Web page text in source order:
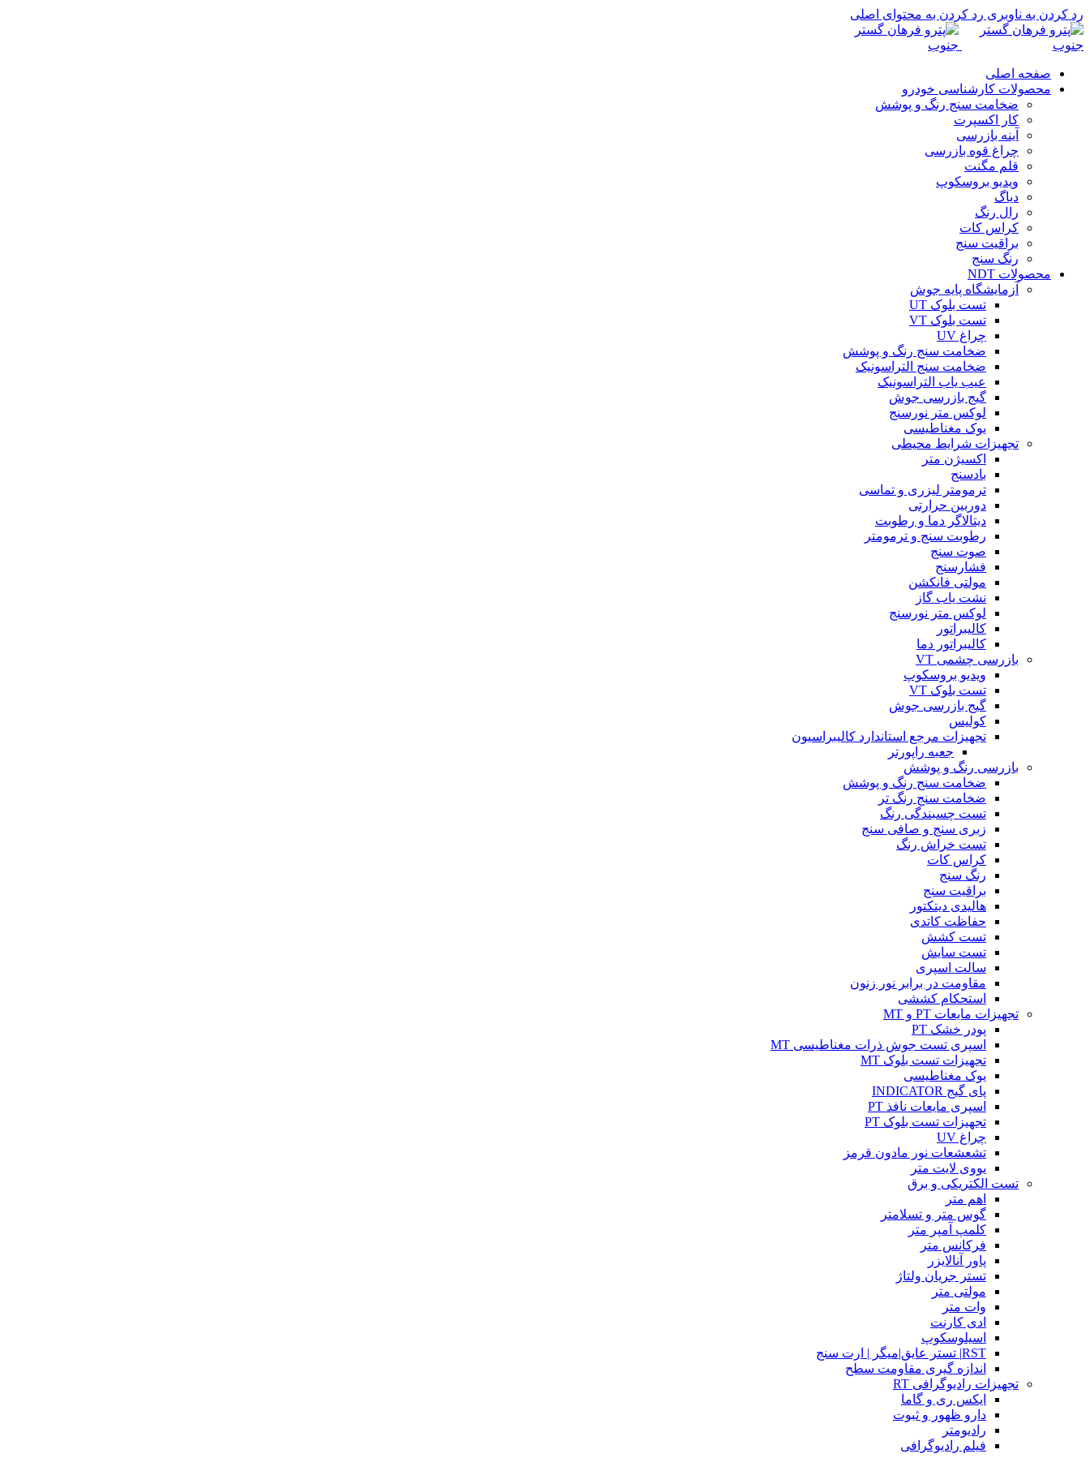
رد کردن به ناوبری رد کردن به محتوای اصلی
صفحه اصلی
محصولات کارشناسی خودرو
ضخامت سنج رنگ و پوشش
کار اکسپرت
آینه بازرسی
چراغ قوه بازرسی
قلم مگنت
ویدیو بروسکوپ
دیاگ
رال رنگ
کراس کات
براقیت سنج
رنگ سنج
محصولات NDT
آزمایشگاه پایه جوش
تست بلوک UT
تست بلوک VT
چراغ UV
ضخامت سنج رنگ و پوشش
ضخامت سنج التراسونیک
عیب یاب التراسونیک
گیج بازرسی جوش
لوکس متر نورسنج
یوک مغناطیسی
تجهیزات شرایط محیطی
اکسیژن متر
بادسنج
ترمومتر لیزری و تماسی
دوربین حرارتی
دیتالاگر دما و رطوبت
رطوبت سنج و ترمومتر
صوت سنج
فشارسنج
مولتی فانکشن
نشت یاب گاز
لوکس متر نورسنج
کالیبراتور
کالیبراتور دما
بازرسی چشمی VT
ویدیو بروسکوپ
تست بلوک VT
گیج بازرسی جوش
کولیس
تجهیزات مرجع استاندارد کالیبراسیون
جعبه راپورتر
بازرسی رنگ و پوشش
ضخامت سنج رنگ و پوشش
ضخامت سنج رنگ تر
تست چسبندگی رنگ
زبری سنج و صافی سنج
تست خراش رنگ
کراس کات
رنگ سنج
براقیت سنج
هالیدی دیتکتور
حفاظت کاتدی
تست کشش
تست سایش
سالت اسپری
مقاومت در برابر نور زنون
استحکام کششی
تجهیزات مایعات PT و MT
پودر خشک PT
اسپری تست جوش ذرات مغناطیسی MT
تجهیزات تست بلوک MT
یوک مغناطیسی
پای گیج INDICATOR
اسپری مایعات نافذ PT
تجهیزات تست بلوک PT
چراغ UV
تشعشعات نور مادون قرمز
یووی لایت متر
تست الکتریکی و برق
اهم متر
گوس متر و تسلامتر
کلمپ آمپر متر
فرکانس متر
پاور آنالایزر
تستر جریان ولتاژ
مولتی متر
وات متر
ادی کارنت
اسیلوسکوپ
RST| تستر عایق|میگر | ارت سنج
اندازه گیری مقاومت سطح
تجهیزات رادیوگرافی RT
ایکس ری و گاما
دارو ظهور و ثبوت
رادیومتر
فیلم رادیوگرافی